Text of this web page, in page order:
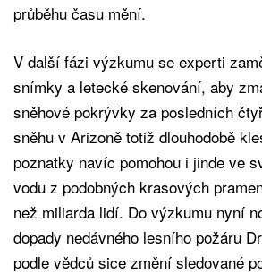
průběhu času mění.
V další fázi výzkumu se experti
snímky a letecké skenování, aby
sněhové pokrývky za posledních
sněhu v Arizoně totiž dlouhodobě
poznatky navíc pomohou i jinde ve
vodu z podobných krasových
než miliarda lidí. Do výzkumu nyní
dopady nedávného lesního požáru
podle vědců sice změní sledované